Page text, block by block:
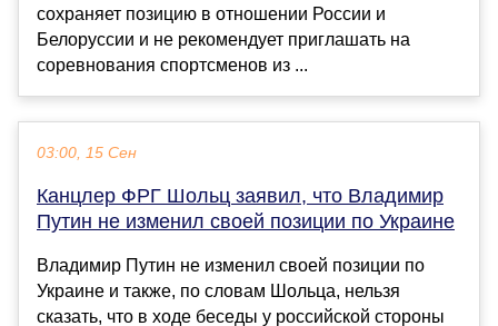
сохраняет позицию в отношении России и
Белоруссии и не рекомендует приглашать на
соревнования спортсменов из ...
03:00, 15 Сен
Канцлер ФРГ Шольц заявил, что Владимир
Путин не изменил своей позиции по Украине
Владимир Путин не изменил своей позиции по
Украине и также, по словам Шольца, нельзя
сказать, что в ходе беседы у российской стороны